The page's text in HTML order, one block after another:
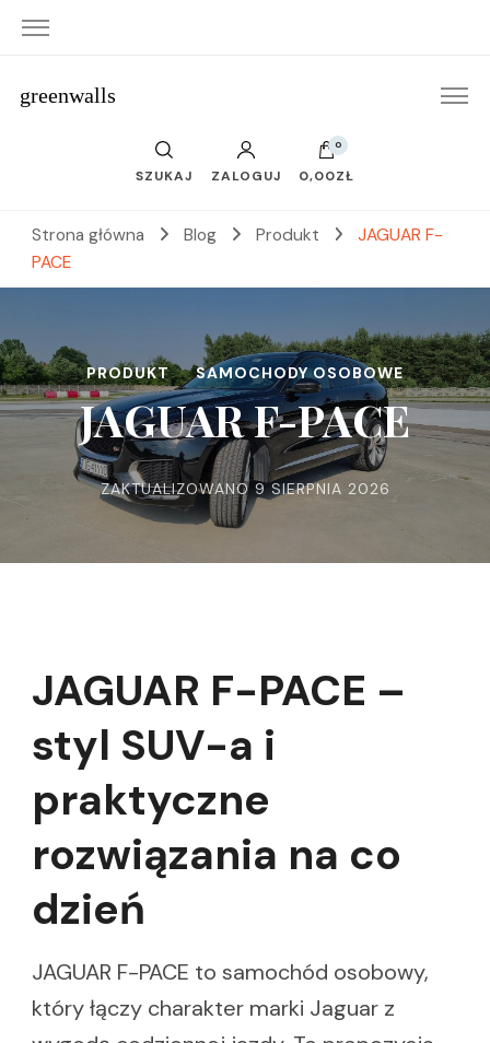
greenwalls
SZUKAJ ZALOGUJ
0
0,00ZŁ
Strona główna Blog Produkt
JAGUAR F-
PACE
PRODUKT SAMOCHODY OSOBOWE
JAGUAR F-PACE
ZAKTUALIZOWANO 9 SIERPNIA 2026
JAGUAR F-PACE –
styl SUV-a i
praktyczne
rozwiązania na co
dzień
JAGUAR F-PACE to samochód osobowy,
który łączy charakter marki Jaguar z